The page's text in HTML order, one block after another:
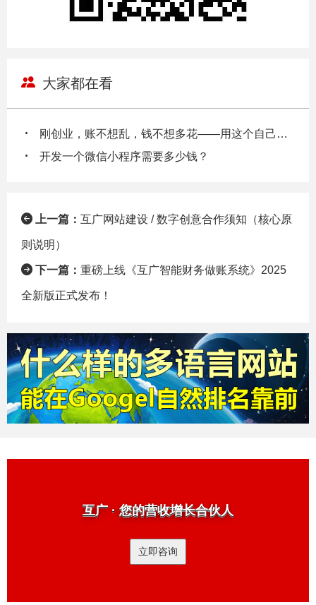
大家都在看
刚创业，账不想乱，钱不想多花——用这个自己也能把账做明白
开发一个微信小程序需要多少钱？
上一篇： 互广网站建设 / 数字创意合作须知（核心原
则说明）
下一篇： 重磅上线《互广智能财务做账系统》2025
全新版正式发布！
互广 · 您的营收增长合伙人
立即咨询